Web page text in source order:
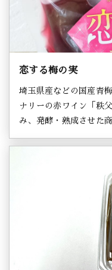
恋する梅の実
埼玉県産などの国産青
ナリーの赤ワイン「秩
み、発酵・熟成させた